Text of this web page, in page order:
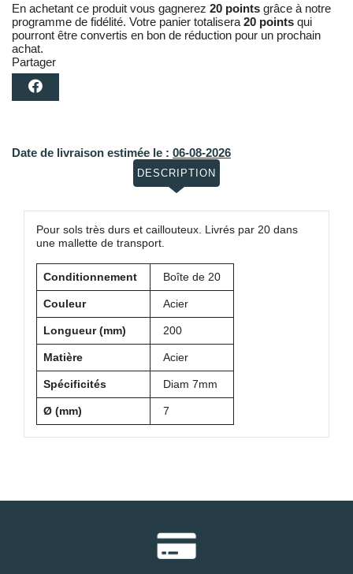
En achetant ce produit vous gagnerez 20 points grâce à notre
programme de fidélité. Votre panier totalisera 20 points qui
pourront être convertis en bon de réduction pour un prochain
achat.
Partager
Date de livraison estimée le : 06-08-2026
DESCRIPTION
Pour sols très durs et caillouteux. Livrés par 20 dans
une mallette de transport.
Conditionnement Boîte de 20
Couleur Acier
Longueur (mm) 200
Matière Acier
Spécificités Diam 7mm
Ø (mm) 7